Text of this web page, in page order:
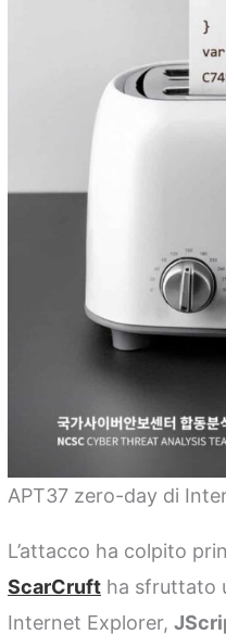
APT37 zero-day di
L’attacco ha colpito
ScarCruft ha sfruttato
Internet Explorer,